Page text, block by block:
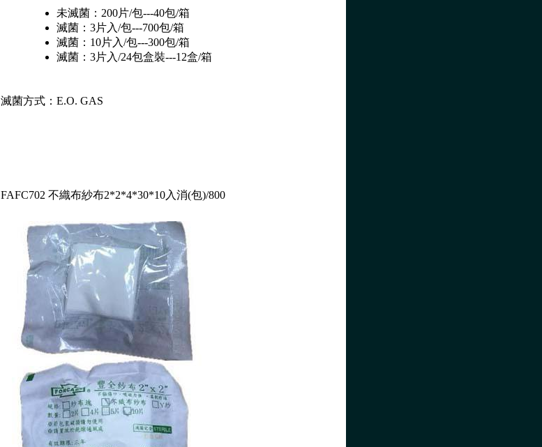
未滅菌：200片/包---40包/箱
滅菌：3片入/包---700包/箱
滅菌：10片入/包---300包/箱
滅菌：3片入/24包盒裝---12盒/箱
滅菌方式：E.O. GAS
FAFC702 不織布紗布2*2*4*30*10入消(包)/800